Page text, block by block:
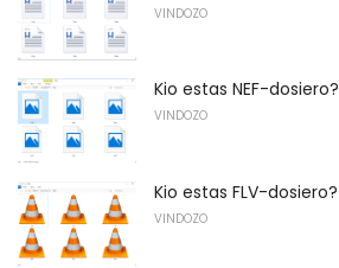
VINDOZO
Kio estas NEF-dosiero?
VINDOZO
Kio estas FLV-dosiero?
VINDOZO